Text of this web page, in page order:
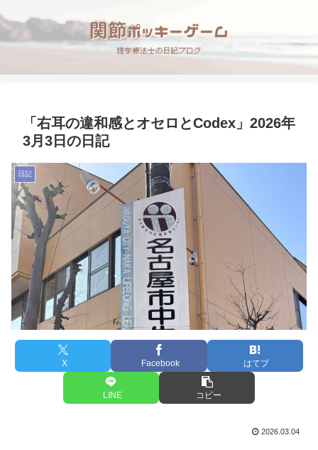
「右耳の違和感とオセロとCodex」2026年
3月3日の日記
日記
X Facebook はてブ
LINE コピー
2026.03.04